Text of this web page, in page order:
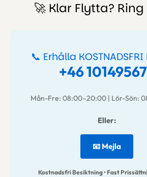
🚀 Klar Flytta?
📞 Erhålla
+46
Mån-Fre: 08:00–20:00 | Lör-Sön:
Eller:
📧 Mejla
Kostnadsfri Besiktning • Fast